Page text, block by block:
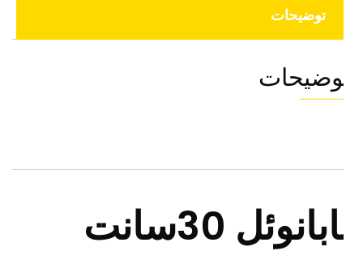
توضیحات
بابانوئل 30سانت